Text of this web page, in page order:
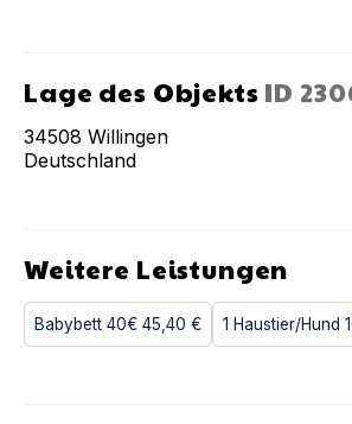
Lage des Objekts ID
34508 Willingen
Deutschland
Weitere Leistungen
Babybett 40€ 45,40 € 1 Haustier/Hund